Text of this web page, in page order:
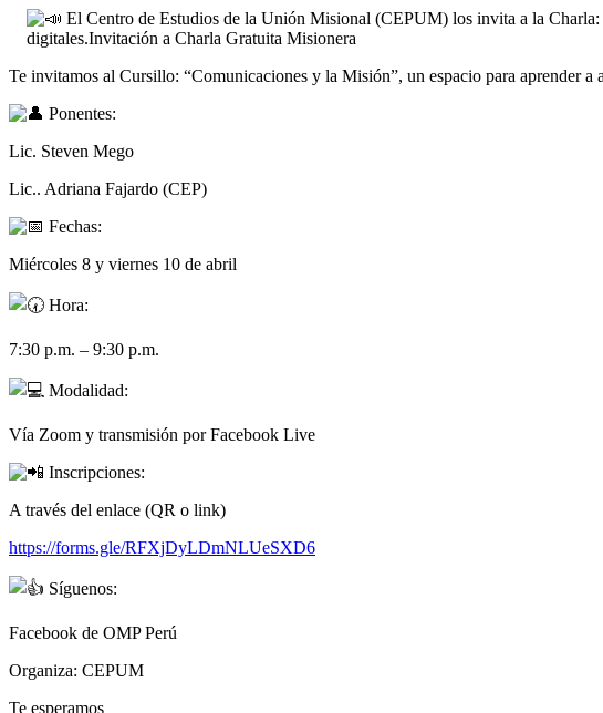
El Centro de Estudios de la Unión Misional (CEPUM) los invita a la
digitales.Invitación a Charla Gratuita Misionera
Te invitamos al Cursillo: “Comunicaciones y la Misión”, un espacio para aprender
Ponentes:
Lic. Steven Mego
Lic.. Adriana Fajardo (CEP)
Fechas:
Miércoles 8 y viernes 10 de abril
Hora:
7:30 p.m. – 9:30 p.m.
Modalidad:
Vía Zoom y transmisión por Facebook Live
Inscripciones:
A través del enlace (QR o link)
https://forms.gle/RFXjDyLDmNLUeSXD6
Síguenos:
Facebook de OMP Perú
Organiza: CEPUM
Te esperamos